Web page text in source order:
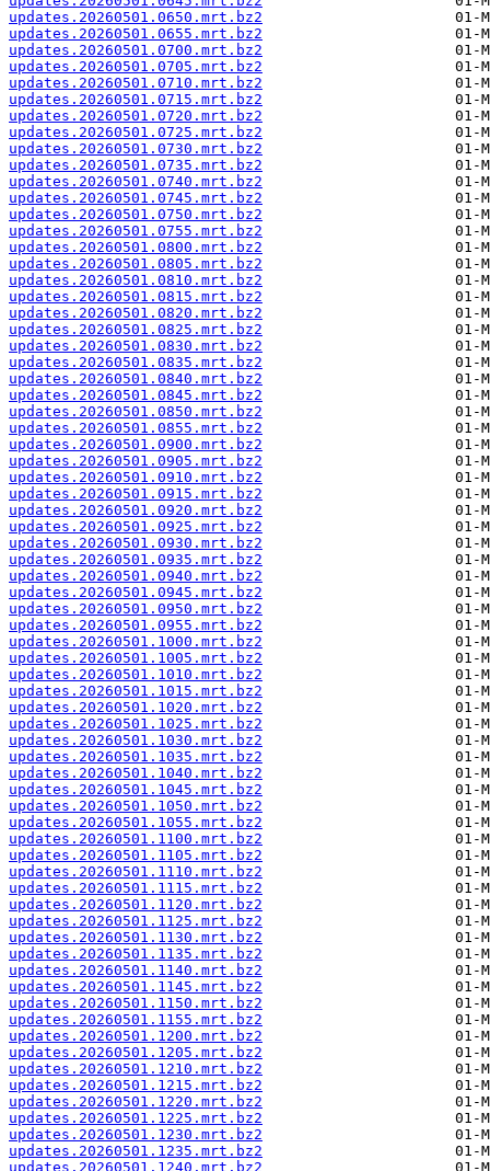
updates.20260501.0650.mrt.bz2
updates.20260501.0655.mrt.bz2
updates.20260501.0700.mrt.bz2
updates.20260501.0705.mrt.bz2
updates.20260501.0710.mrt.bz2
updates.20260501.0715.mrt.bz2
updates.20260501.0720.mrt.bz2
updates.20260501.0725.mrt.bz2
updates.20260501.0730.mrt.bz2
updates.20260501.0735.mrt.bz2
updates.20260501.0740.mrt.bz2
updates.20260501.0745.mrt.bz2
updates.20260501.0750.mrt.bz2
updates.20260501.0755.mrt.bz2
updates.20260501.0800.mrt.bz2
updates.20260501.0805.mrt.bz2
updates.20260501.0810.mrt.bz2
updates.20260501.0815.mrt.bz2
updates.20260501.0820.mrt.bz2
updates.20260501.0825.mrt.bz2
updates.20260501.0830.mrt.bz2
updates.20260501.0835.mrt.bz2
updates.20260501.0840.mrt.bz2
updates.20260501.0845.mrt.bz2
updates.20260501.0850.mrt.bz2
updates.20260501.0855.mrt.bz2
updates.20260501.0900.mrt.bz2
updates.20260501.0905.mrt.bz2
updates.20260501.0910.mrt.bz2
updates.20260501.0915.mrt.bz2
updates.20260501.0920.mrt.bz2
updates.20260501.0925.mrt.bz2
updates.20260501.0930.mrt.bz2
updates.20260501.0935.mrt.bz2
updates.20260501.0940.mrt.bz2
updates.20260501.0945.mrt.bz2
updates.20260501.0950.mrt.bz2
updates.20260501.0955.mrt.bz2
updates.20260501.1000.mrt.bz2
updates.20260501.1005.mrt.bz2
updates.20260501.1010.mrt.bz2
updates.20260501.1015.mrt.bz2
updates.20260501.1020.mrt.bz2
updates.20260501.1025.mrt.bz2
updates.20260501.1030.mrt.bz2
updates.20260501.1035.mrt.bz2
updates.20260501.1040.mrt.bz2
updates.20260501.1045.mrt.bz2
updates.20260501.1050.mrt.bz2
updates.20260501.1055.mrt.bz2
updates.20260501.1100.mrt.bz2
updates.20260501.1105.mrt.bz2
updates.20260501.1110.mrt.bz2
updates.20260501.1115.mrt.bz2
updates.20260501.1120.mrt.bz2
updates.20260501.1125.mrt.bz2
updates.20260501.1130.mrt.bz2
updates.20260501.1135.mrt.bz2
updates.20260501.1140.mrt.bz2
updates.20260501.1145.mrt.bz2
updates.20260501.1150.mrt.bz2
updates.20260501.1155.mrt.bz2
updates.20260501.1200.mrt.bz2
updates.20260501.1205.mrt.bz2
updates.20260501.1210.mrt.bz2
updates.20260501.1215.mrt.bz2
updates.20260501.1220.mrt.bz2
updates.20260501.1225.mrt.bz2
updates.20260501.1230.mrt.bz2
updates.20260501.1235.mrt.bz2
updates.20260501.1240.mrt.bz2